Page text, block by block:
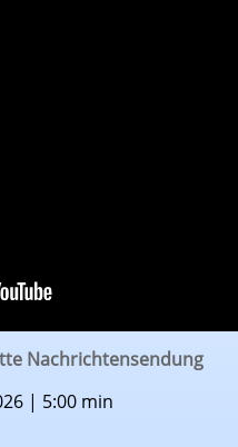
Nachrichtensendung
| 5:00 min